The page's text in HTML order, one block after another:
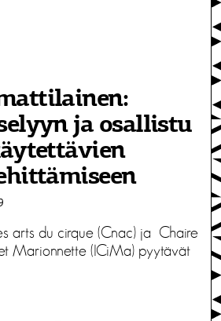
ja osallistu
arts du cirque (Cnac) ja Chaire
Marionnette (ICiMa) pyytävät